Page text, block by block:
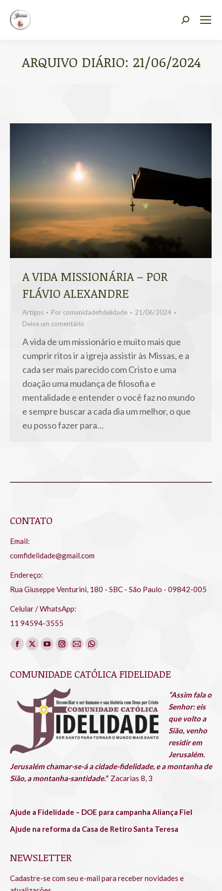
Search:
ARQUIVO DIÁRIO: 21/06/2024
A VIDA MISSIONÁRIA – POR
FLÁVIO ALEXANDRE
Artigos Por comunidadefidelidade
21/06/2024
Deixe um comentário
A vida de um missionário e muito mais que
cumprir ritos ir a igreja assistir às Missas, e a
cada ser mais parecido com Cristo e uma
doação uma mudança de filosofia e
mentalidade e entender o você faz no mundo
e sempre buscar a cada dia um melhor, o que
eu posso fazer para…
CONTATO
Email:
comfidelidade@gmail.com
Endereço:
Rua Giuseppe Venturini, 180 - SBC - São Paulo - 09842-005
Celular / WhatsApp:
11 94594-3555
Encontre-nos em:
Facebook
opens
new
window
X
opens
new
window
YouTube
opens
new
window
Instagram
opens
new
window
Mail
opens
new
window
Whatsapp
opens
new
window
COMUNIDADE CATÓLICA FIDELIDADE
“Assim fala o
Senhor: eis
que volto a
Sião, venho
residir em
Jerusalém.
Jerusalém chamar-se-á a cidade-fidelidade, e a montanha de
Sião, a montanha-santidade.” Zacarias 8, 3
Ajude a Fidelidade – DOE para campanha Aliança Fiel
Ajude na reforma da Casa de Retiro Santa Teresa
NEWSLETTER
Cadastre-se com seu e-mail para receber novidades e